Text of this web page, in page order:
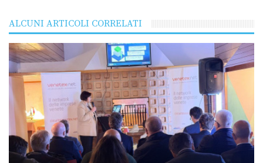
ALCUNI ARTICOLI CORRELATI